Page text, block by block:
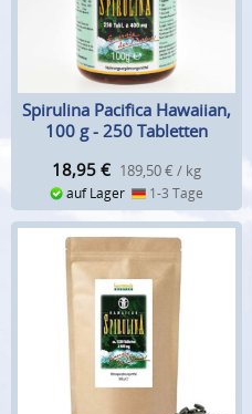
Spirulina Pacifica Hawaiian,
100 g - 250 Tabletten
18,95 € 189,50 € / kg
auf Lager 1-3 Tage